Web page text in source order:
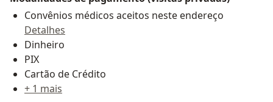
Convênios médicos aceitos neste endereço
Detalhes
Dinheiro
PIX
Cartão de Crédito
+ 1 mais